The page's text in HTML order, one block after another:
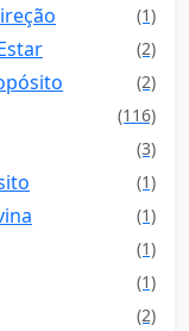
(1)
(2)
(2)
(116)
(3)
(1)
(1)
(1)
(1)
(2)